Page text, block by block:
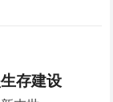
存建设